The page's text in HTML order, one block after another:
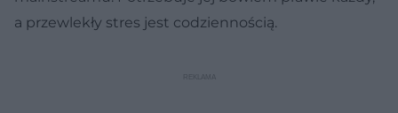
a przewlekły stres jest codziennością.